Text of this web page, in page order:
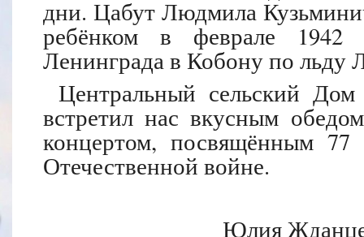
дни. Цабут Людмила
ребёнком в феврале 1942
Ленинграда в Кобону по льду
Центральный сельский
встретил нас вкусным
концертом, посвящённым
Отечественной войне.
Юлия